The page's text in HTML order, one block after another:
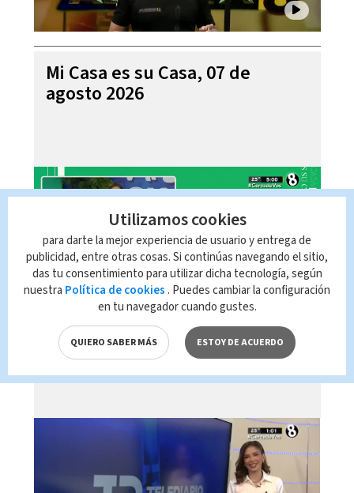
Mi Casa es su Casa, 07 de
agosto 2026
Telediario En Directo con Paula
Brenes, 07 de agosto 2026
Utilizamos cookies
para darte la mejor experiencia de usuario y entrega de
publicidad, entre otras cosas. Si continúas navegando el sitio,
das tu consentimiento para utilizar dicha tecnología, según
nuestra Política de cookies . Puedes cambiar la configuración
en tu navegador cuando gustes.
QUIERO SABER MÁS ESTOY DE ACUERDO